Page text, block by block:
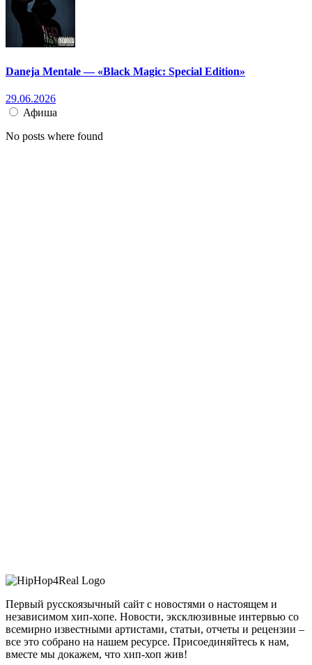
Daneja Mentale — «Black Magic: Special Edition»
29.06.2026
Афиша
No posts where found
Первый русскоязычный сайт с новостями о настоящем и
независимом хип-хопе. Новости, эксклюзивные интервью со
всемирно известными артистами, статьи, отчеты и рецензии –
все это собрано на нашем ресурсе. Присоединяйтесь к нам,
вместе мы докажем, что хип-хоп жив!